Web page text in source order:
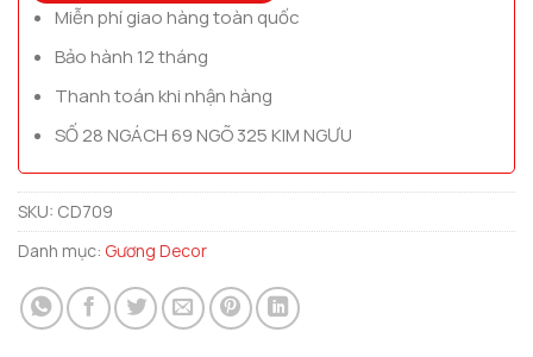
Miễn phí giao hàng toàn quốc
Bảo hành 12 tháng
Thanh toán khi nhận hàng
SỐ 28 NGÁCH 69 NGÕ 325 KIM NGƯU
SKU: CD709
Danh mục: Gương Decor